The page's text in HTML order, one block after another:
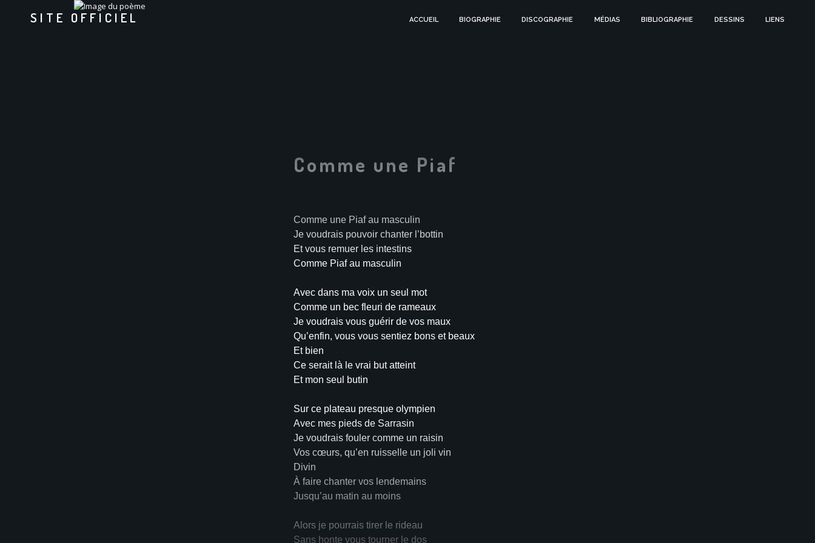
SITE OFFICIEL ACCUEIL BIOGRAPHIE DISCOGRAPHIE MÉDIAS BIBLIOGRAPHIE DESSINS LIENS
Comme une Piaf
Comme une Piaf au masculin
Je voudrais pouvoir chanter l’bottin
Et vous remuer les intestins
Comme Piaf au masculin
Avec dans ma voix un seul mot
Comme un bec fleuri de rameaux
Je voudrais vous guérir de vos maux
Qu’enfin, vous vous sentiez bons et beaux
Et bien
Ce serait là le vrai but atteint
Et mon seul butin
Sur ce plateau presque olympien
Avec mes pieds de Sarrasin
Je voudrais fouler comme un raisin
Vos cœurs, qu’en ruisselle un joli vin
Divin
À faire chanter vos lendemains
Jusqu’au matin au moins
Alors je pourrais tirer le rideau
Sans honte vous tourner le dos